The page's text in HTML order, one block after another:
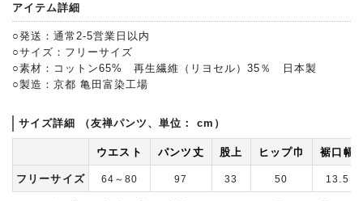
アイテム詳細
○発送：通常2-5営業日以内
○サイズ：フリーサイズ
○素材：コットン65% 再生繊維（リヨセル）35％ 日本製
○製造：京都 亀田富染工場
サイズ詳細 （友禅パンツ、単位： cm）
ウエスト パンツ丈 股上 ヒップ巾 裾口幅
フリーサイズ 64～80 97 33 50 13.5